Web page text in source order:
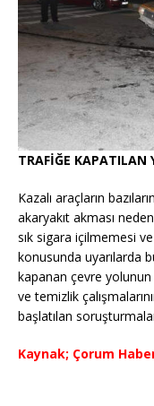
TRAFİĞE KAPATILAN
Kazalı araçların
akaryakıt akması
sık sigara içilmemesi
konusunda uyarılarda
kapanan çevre yolunun
ve temizlik
başlatılan
Kaynak; Çorum